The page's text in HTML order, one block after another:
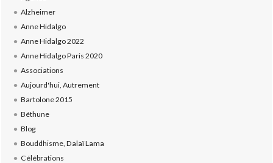
Alzheimer
Anne Hidalgo
Anne Hidalgo 2022
Anne Hidalgo Paris 2020
Associations
Aujourd'hui, Autrement
Bartolone 2015
Béthune
Blog
Bouddhisme, Dalaï Lama
Célébrations